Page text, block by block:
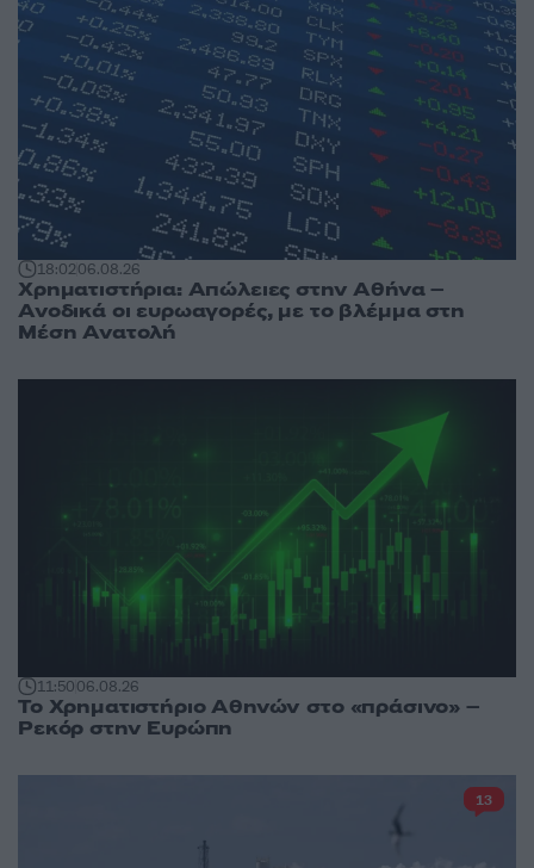
18:0206.08.26
Χρηματιστήρια: Απώλειες στην Αθήνα –
Ανοδικά οι ευρωαγορές, με το βλέμμα στη
Μέση Ανατολή
11:5006.08.26
Το Χρηματιστήριο Αθηνών στο «πράσινο» –
Ρεκόρ στην Ευρώπη
13